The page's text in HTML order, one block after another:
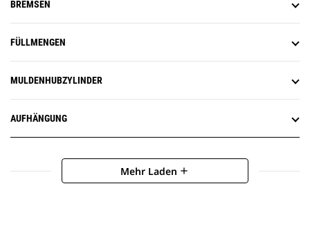
BREMSEN
FÜLLMENGEN
MULDENHUBZYLINDER
AUFHÄNGUNG
Mehr Laden add